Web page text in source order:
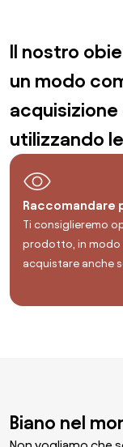
Il nostro
un modo
utilizzando
Raccomandare
Ti consiglieremo
prodotto, in modo
acquistare anche
Biano nel